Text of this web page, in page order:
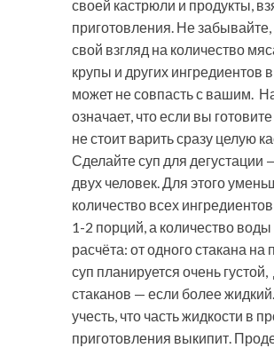
своей кастрюли и продукты,
приготовления. Не забывайте,
свой взгляд на количество
крупы и других ингредиентов
может не совпасть с вашим.
означает, что если вы
не стоит варить сразу целую
Сделайте суп для дегустации
двух человек. Для этого
количество всех
1-2 порций, а количество воды
расчёта: от одного стакана
суп планируется очень
стаканов — если более
учесть, что часть жидкости в
приготовления выкипит.